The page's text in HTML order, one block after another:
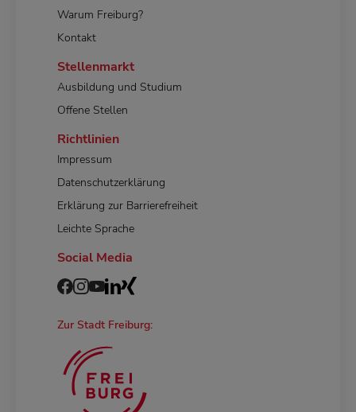
Warum Freiburg?
Kontakt
Stellenmarkt
Ausbildung und Studium
Offene Stellen
Richtlinien
Impressum
Datenschutzerklärung
Erklärung zur Barrierefreiheit
Leichte Sprache
Social Media
Zur Stadt Freiburg: